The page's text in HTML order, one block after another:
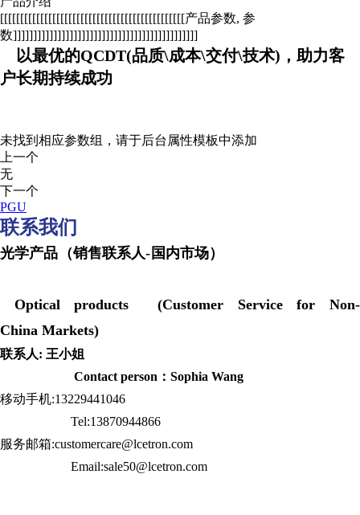
[[[[[[[[[[[[[[[[[[[[[[[[[[[[[[[[[[[[[[[[[[[[[[产品参数, 参
数]]]]]]]]]]]]]]]]]]]]]]]]]]]]]]]]]]]]]]]]]]]]]]
以最优的QCDT(品质\成本\交付\技术)，助力客
户长期持续成功
未找到相应参数组，请于后台属性模板中添加
上一个
无
下一个
PGU
联系我们
光学产品（销售联系人-国内市场）
Optical products (Customer Service for Non-
China Markets)
联系人: 王小姐
Contact person：Sophia Wang
移动手机:13229441046
Tel:13870944866
服务邮箱:customercare@lcetron.com
Email:sale50@lcetron.com